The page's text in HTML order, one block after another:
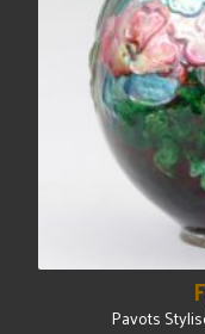
Pavots